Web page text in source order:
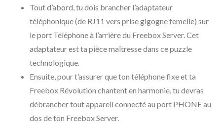
Tout d’abord, tu dois brancher l’adaptateur
téléphonique (de RJ11 vers prise gigogne femelle) sur
le port Téléphone à l’arrière du Freebox Server. Cet
adaptateur est ta pièce maîtresse dans ce puzzle
technologique.
Ensuite, pour t’assurer que ton téléphone fixe et ta
Freebox Révolution chantent en harmonie, tu devras
débrancher tout appareil connecté au port PHONE au
dos de ton Freebox Server.